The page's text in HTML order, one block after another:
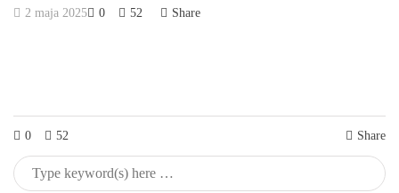
2 maja 2025 0 52 Share
0 52 Share